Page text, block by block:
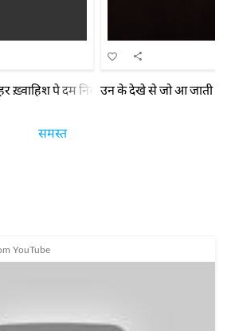
हर ख़्वाहिश पे दम निकले बहुत निकले मिरे अरमान
उन के देखे से जो आ जाती है
समस्त
YouTube